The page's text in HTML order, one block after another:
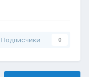
Подписчики 0